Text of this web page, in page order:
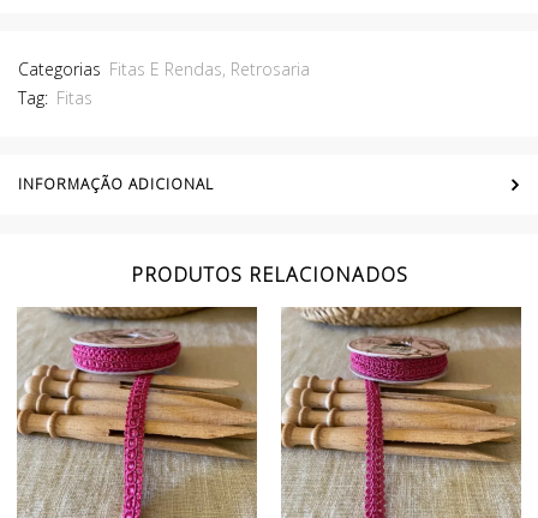
Categorias Fitas E Rendas, Retrosaria
Tag: Fitas
INFORMAÇÃO ADICIONAL
PRODUTOS RELACIONADOS